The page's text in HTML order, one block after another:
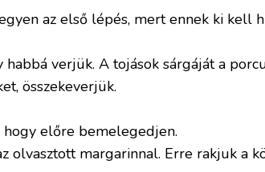
az első lépés, mert ennek ki kell
verjük. A tojások sárgáját a
összekeverjük.
hogy előre bemelegedjen.
margarinnal. Erre rakjuk